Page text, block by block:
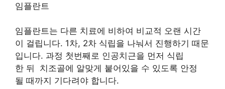
임플란트
임플란트는 다른 치료에 비하여 비교적 오랜 시간
이 걸립니다. 1차, 2차 식립을 나눠서 진행하기 때문
입니다. 과정 첫번째로 인공치근을 먼저 식립
한 뒤 치조골에 알맞게 붙어있을 수 있도록 안정
될 때까지 기다려야 합니다.